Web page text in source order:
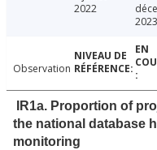
2022
2023
Observation
IR1a. Proportion of
the national database
monitoring